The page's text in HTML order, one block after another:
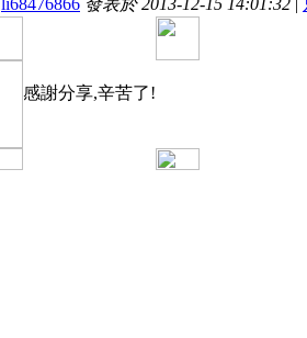
li68476866 發表於 2013-12-15 14:01:32 |
感謝分享,辛苦了!